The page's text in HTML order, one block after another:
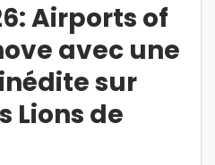
Airports of
avec une
sur
Lions de